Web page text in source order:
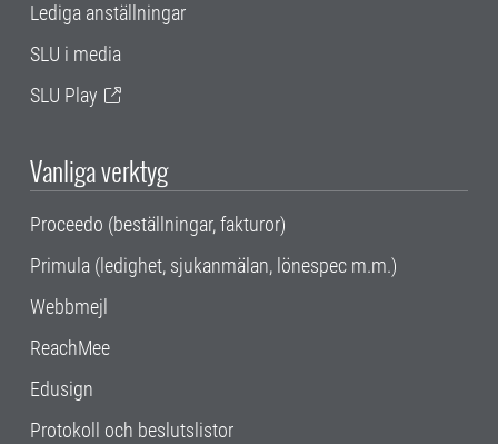
Lediga anställningar
SLU i media
SLU Play
Vanliga verktyg
Proceedo (beställningar, fakturor)
Primula (ledighet, sjukanmälan, lönespec m.m.)
Webbmejl
ReachMee
Edusign
Protokoll och beslutslistor